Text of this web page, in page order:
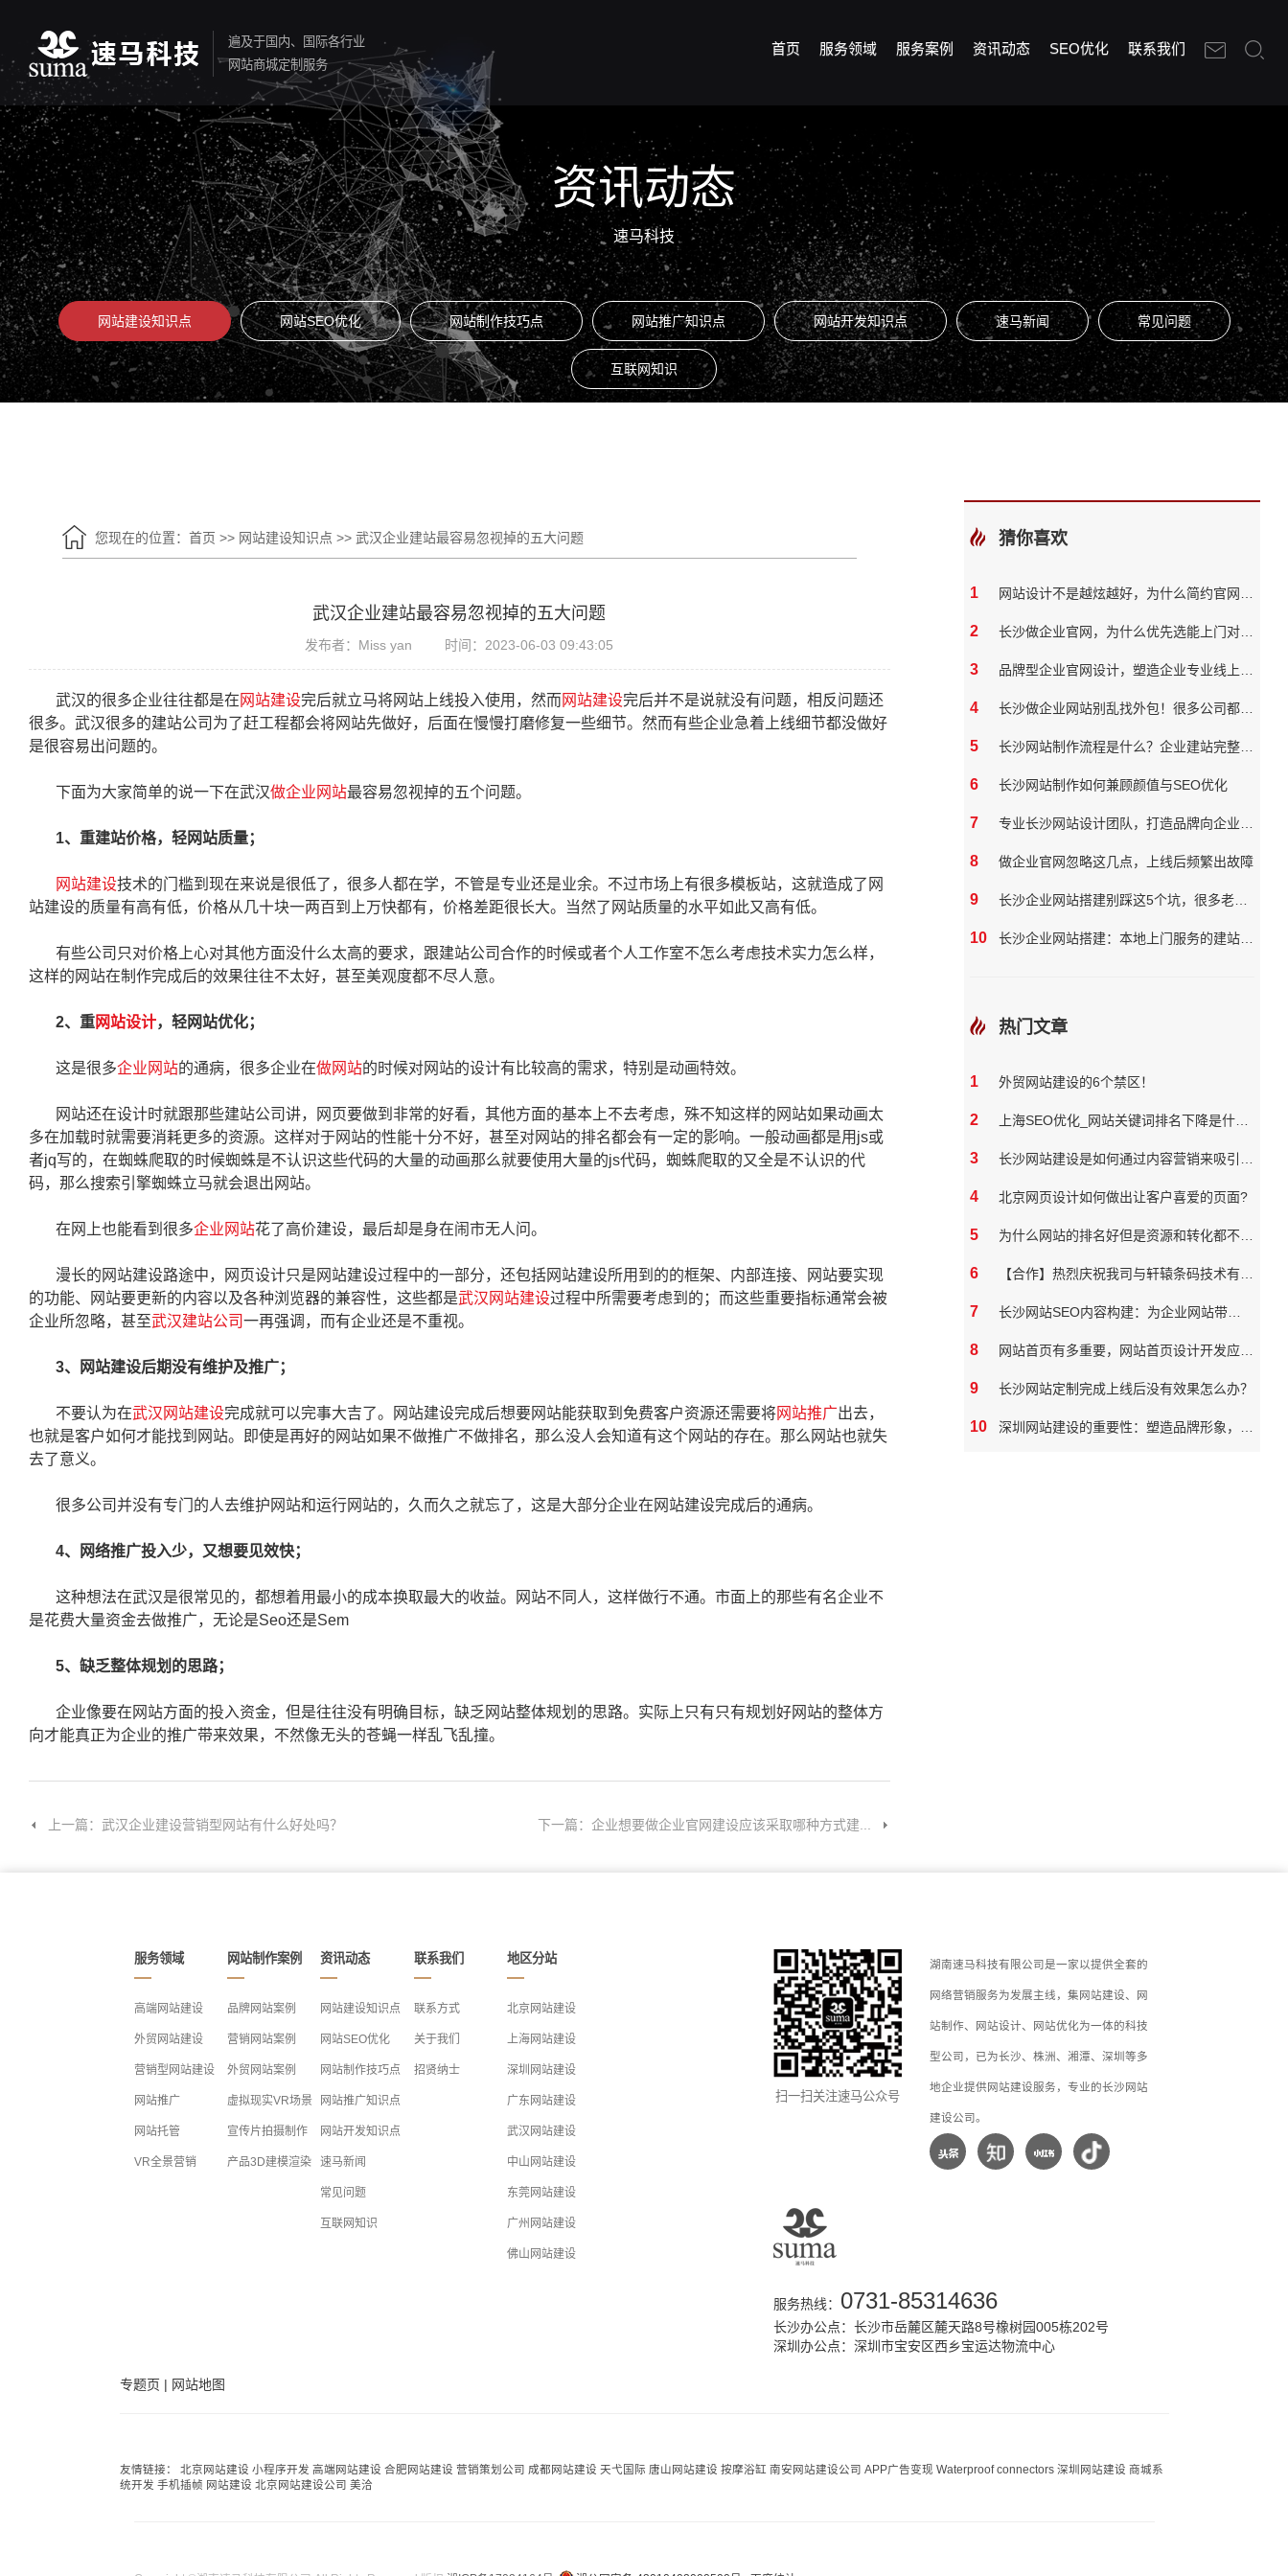
遍及于国内、国际各行业
网站商城定制服务
首页 服务领域 服务案例 资讯动态 SEO优化 联系我们
资讯动态
速马科技
网站建设知识点 网站SEO优化 网站制作技巧点 网站推广知识点 网站开发知识点 速马新闻 常见问题
互联网知识
您现在的位置： 首页 >> 网站建设知识点 >> 武汉企业建站最容易忽视掉的五大问题
武汉企业建站最容易忽视掉的五大问题
发布者：Miss yan 时间：2023-06-03 09:43:05
武汉的很多企业往往都是在 网站建设完后就立马将网站上线投入使用，然而 网站建设完后并不是说就没有问题，相反问题还
很多。武汉很多的建站公司为了赶工程都会将网站先做好，后面在慢慢打磨修复一些细节。然而有些企业急着上线细节都没做好
是很容易出问题的。
下面为大家简单的说一下在武汉做企业网站最容易忽视掉的五个问题。
1、重建站价格，轻网站质量；
网站建设技术的门槛到现在来说是很低了，很多人都在学，不管是专业还是业余。不过市场上有很多模板站，这就造成了网
站建设的质量有高有低，价格从几十块一两百到上万快都有，价格差距很长大。当然了网站质量的水平如此又高有低。
有些公司只对价格上心对其他方面没什么太高的要求，跟建站公司合作的时候或者个人工作室不怎么考虑技术实力怎么样，
这样的网站在制作完成后的效果往往不太好，甚至美观度都不尽人意。
2、重网站设计，轻网站优化；
这是很多企业网站的通病，很多企业在做网站的时候对网站的设计有比较高的需求，特别是动画特效。
网站还在设计时就跟那些建站公司讲，网页要做到非常的好看，其他方面的基本上不去考虑，殊不知这样的网站如果动画太
多在加载时就需要消耗更多的资源。这样对于网站的性能十分不好，甚至对网站的排名都会有一定的影响。一般动画都是用js或
者jq写的，在蜘蛛爬取的时候蜘蛛是不认识这些代码的大量的动画那么就要使用大量的js代码，蜘蛛爬取的又全是不认识的代
码，那么搜索引擎蜘蛛立马就会退出网站。
在网上也能看到很多企业网站花了高价建设，最后却是身在闹市无人问。
漫长的网站建设路途中，网页设计只是网站建设过程中的一部分，还包括网站建设所用到的的框架、内部连接、网站要实现
的功能、网站要更新的内容以及各种浏览器的兼容性，这些都是武汉网站建设过程中所需要考虑到的；而这些重要指标通常会被
企业所忽略，甚至武汉建站公司一再强调，而有企业还是不重视。
3、网站建设后期没有维护及推广；
不要认为在武汉网站建设完成就可以完事大吉了。网站建设完成后想要网站能获取到免费客户资源还需要将网站推广出去，
也就是客户如何才能找到网站。即使是再好的网站如果不做推广不做排名，那么没人会知道有这个网站的存在。那么网站也就失
去了意义。
很多公司并没有专门的人去维护网站和运行网站的，久而久之就忘了，这是大部分企业在网站建设完成后的通病。
4、网络推广投入少，又想要见效快；
这种想法在武汉是很常见的，都想着用最小的成本换取最大的收益。网站不同人，这样做行不通。市面上的那些有名企业不
是花费大量资金去做推广，无论是Seo还是Sem
5、缺乏整体规划的思路；
企业像要在网站方面的投入资金，但是往往没有明确目标，缺乏网站整体规划的思路。实际上只有只有规划好网站的整体方
向才能真正为企业的推广带来效果，不然像无头的苍蝇一样乱飞乱撞。
上一篇：武汉企业建设营销型网站有什么好处吗？ 下一篇：企业想要做企业官网建设应该采取哪种方式建...
猜你喜欢
1
2
3
4
5
6 长沙网站制作如何兼顾颜值与SEO优化
7
8 做企业官网忽略这几点，上线后频繁出故障
9
10
热门文章
1 外贸网站建设的6个禁区！
2
3
4 北京网页设计如何做出让客户喜爱的页面?
5
6
7
8
9 长沙网站定制完成上线后没有效果怎么办？
10
服务领域
高端网站建设
外贸网站建设
营销型网站建设
网站推广
网站托管
VR全景营销
网站制作案例
品牌网站案例
营销网站案例
外贸网站案例
虚拟现实VR场景
宣传片拍摄制作
产品3D建模渲染
资讯动态
网站建设知识点
网站SEO优化
网站制作技巧点
网站推广知识点
网站开发知识点
速马新闻
常见问题
互联网知识
联系我们
联系方式
关于我们
招贤纳士
地区分站
北京网站建设
上海网站建设
深圳网站建设
广东网站建设
武汉网站建设
中山网站建设
东莞网站建设
广州网站建设
佛山网站建设
扫一扫关注速马公众号
湖南速马科技有限公司是一家以提供全套的
网络营销服务为发展主线，集网站建设、网
站制作、网站设计、网站优化为一体的科技
型公司，已为长沙、株洲、湘潭、深圳等多
地企业提供网站建设服务，专业的长沙网站
建设公司。
服务热线： 0731-85314636
长沙办公点：长沙市岳麓区麓天路8号橡树园005栋202号
深圳办公点：深圳市宝安区西乡宝运达物流中心
专题页 | 网站地图
友情链接： 北京网站建设 小程序开发 高端网站建设 合肥网站建设 营销策划公司 成都网站建设 天弋国际 唐山网站建设 按摩浴缸 南安网站建设公司 APP广告变现 Waterproof connectors 深圳网站建设 商城系
统开发 手机插帧 网站建设 北京网站建设公司 美洽